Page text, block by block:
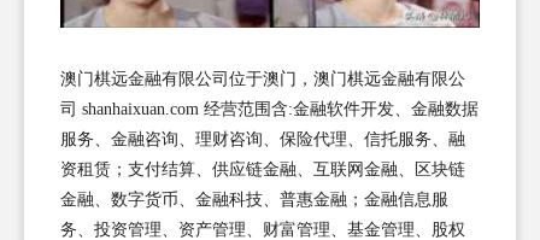
澳门棋远金融有限公司位于澳门，澳门棋远金融有限公
司 shanhaixuan.com 经营范围含:金融软件开发、金融数据
服务、金融咨询、理财咨询、保险代理、信托服务、融
资租赁；支付结算、供应链金融、互联网金融、区块链
金融、数字货币、金融科技、普惠金融；金融信息服
务、投资管理、资产管理、财富管理、基金管理、股权